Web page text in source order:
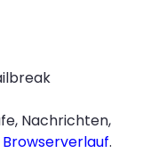
Nachrichten,
Browserverlauf.